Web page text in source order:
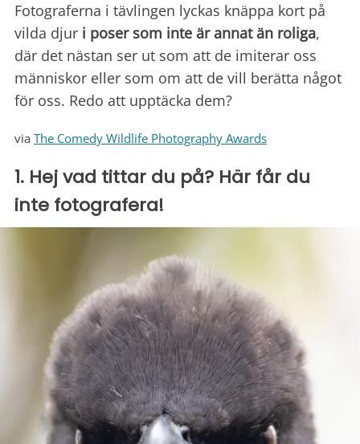
Fotograferna i tävlingen lyckas knäppa kort på
vilda djur i poser som inte är annat än roliga,
där det nästan ser ut som att de imiterar oss
människor eller som om att de vill berätta något
för oss. Redo att upptäcka dem?
via The Comedy Wildlife Photography Awards
1. Hej vad tittar du på? Här får du
inte fotografera!